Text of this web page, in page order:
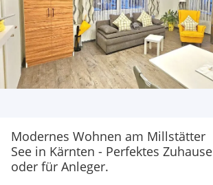
Modernes Wohnen am Millstätter
See in Kärnten - Perfektes Zuhause
oder für Anleger.